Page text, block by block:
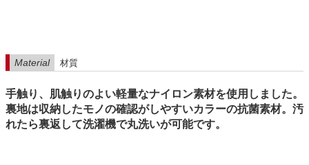
Material 材質
手触り、肌触りのよい軽量なナイロン素材を使用しました。
裏地は収納したモノの確認がしやすいカラーの抗菌素材。汚
れたら裏返して洗濯機で丸洗いが可能です。